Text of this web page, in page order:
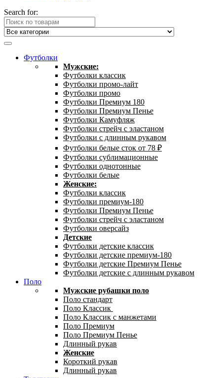
Search for:
Футболки
Мужские:
Футболки классик
Футболки промо-лайт
Футболки промо
Футболки Премиум 180
Футболки Премиум Пенье
Футболки Камуфляж
Футболки стрейч с эластаном
Футболки с длинным рукавом
Футболки белые сток от 78 ₽
Футболки сублимационные
Футболки однотонные
Футболки белые
Женские:
Футболки классик
Футболки премиум-180
Футболки Премиум Пенье
Футболки стрейч с эластаном
Футболки оверсайз
Детские
Футболки детские классик
Футболки детские премиум-180
Футболки детские Премиум Пенье
Футболки детские с длинным рукавом
Поло
Мужские рубашки поло
Поло стандарт
Поло Классик
Поло Классик с манжетами
Поло Премиум
Поло Премиум Пенье
Длинный рукав
Женские
Короткий рукав
Длинный рукав